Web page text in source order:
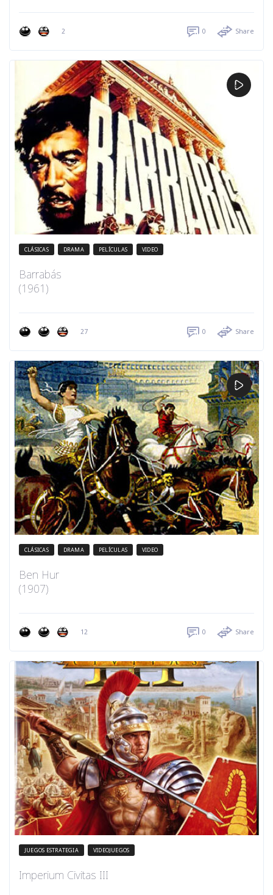
2 0 Share
CLÁSICAS DRAMA PELÍCULAS VIDEO
Barrabás
(1961)
27 0 Share
CLÁSICAS DRAMA PELÍCULAS VIDEO
Ben Hur
(1907)
12 0 Share
JUEGOS ESTRATEGIA VIDEOJUEGOS
Imperium Civitas III